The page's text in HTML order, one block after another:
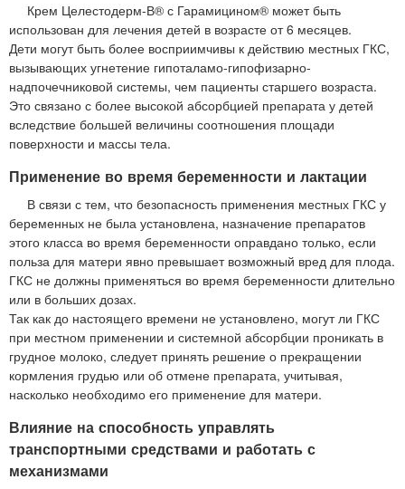
Крем Целестодерм-В® с Гарамицином® может быть
использован для лечения детей в возрасте от 6 месяцев.
Дети могут быть более восприимчивы к действию местных ГКС,
вызывающих угнетение гипоталамо-гипофизарно-
надпочечниковой системы, чем пациенты старшего возраста.
Это связано с более высокой абсорбцией препарата у детей
вследствие большей величины соотношения площади
поверхности и массы тела.
Применение во время беременности и лактации
В связи с тем, что безопасность применения местных ГКС у
беременных не была установлена, назначение препаратов
этого класса во время беременности оправдано только, если
польза для матери явно превышает возможный вред для плода.
ГКС не должны применяться во время беременности длительно
или в больших дозах.
Так как до настоящего времени не установлено, могут ли ГКС
при местном применении и системной абсорбции проникать в
грудное молоко, следует принять решение о прекращении
кормления грудью или об отмене препарата, учитывая,
насколько необходимо его применение для матери.
Влияние на способность управлять
транспортными средствами и работать с
механизмами